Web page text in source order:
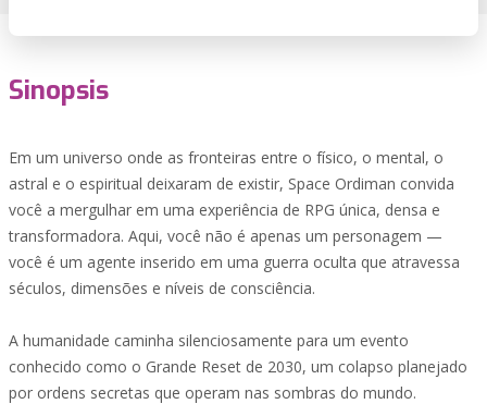
Sinopsis
Em um universo onde as fronteiras entre o físico, o mental, o
astral e o espiritual deixaram de existir, Space Ordiman convida
você a mergulhar em uma experiência de RPG única, densa e
transformadora. Aqui, você não é apenas um personagem —
você é um agente inserido em uma guerra oculta que atravessa
séculos, dimensões e níveis de consciência.
A humanidade caminha silenciosamente para um evento
conhecido como o Grande Reset de 2030, um colapso planejado
por ordens secretas que operam nas sombras do mundo.